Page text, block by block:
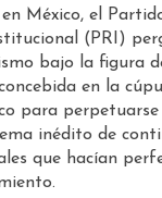
México, el
(PRI)
bajo la figura
en la
para
inédito de
que hacían